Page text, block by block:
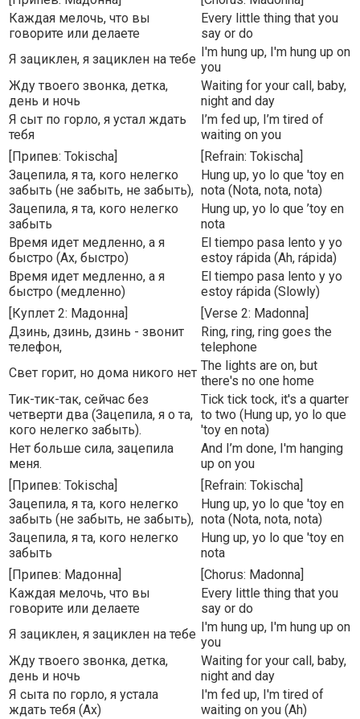
Каждая мелочь, что вы
говорите или делаете
Every little thing that you
say or do
Я зациклен, я зациклен на тебе I'm hung up, I'm hung up on
you
Жду твоего звонка, детка,
день и ночь
Waiting for your call, baby,
night and day
Я сыт по горло, я устал ждать
тебя
I’m fed up, I’m tired of
waiting on you
[Припев: Tokischa]
[Refrain: Tokischa]
Зацепила, я та, кого нелегко
забыть (не забыть, не забыть),
Hung up, yo lo que 'toy en
nota (Nota, nota, nota)
Зацепила, я та, кого нелегко
забыть
Hung up, yo lo que ’toy en
nota
Время идет медленно, а я
быстро (Ах, быстро)
El tiempo pasa lento y yo
estoy rápida (Ah, rápida)
Время идет медленно, а я
быстро (медленно)
El tiempo pasa lento y yo
estoy rápida (Slowly)
[Куплет 2: Мадонна]
[Verse 2: Madonna]
Дзинь, дзинь, дзинь - звонит
телефон,
Ring, ring, ring goes the
telephone
Свет горит, но дома никого нет The lights are on, but
there's no one home
Тик-тик-так, сейчас без
четверти два (Зацепила, я о та,
кого нелегко забыть).
Tick tick tock, it's a quarter
to two (Hung up, yo lo que
'toy en nota)
Нет больше сила, зацепила
меня.
And I’m done, I'm hanging
up on you
[Припев: Tokischa]
[Refrain: Tokischa]
Зацепила, я та, кого нелегко
забыть (не забыть, не забыть),
Hung up, yo lo que 'toy en
nota (Nota, nota, nota)
Зацепила, я та, кого нелегко
забыть
Hung up, yo lo que 'toy en
nota
[Припев: Мадонна]
[Chorus: Madonna]
Каждая мелочь, что вы
говорите или делаете
Every little thing that you
say or do
Я зациклен, я зациклен на тебе I'm hung up, I'm hung up on
you
Жду твоего звонка, детка,
день и ночь
Waiting for your call, baby,
night and day
Я сыта по горло, я устала
ждать тебя (Ах)
I'm fed up, I'm tired of
waiting on you (Ah)